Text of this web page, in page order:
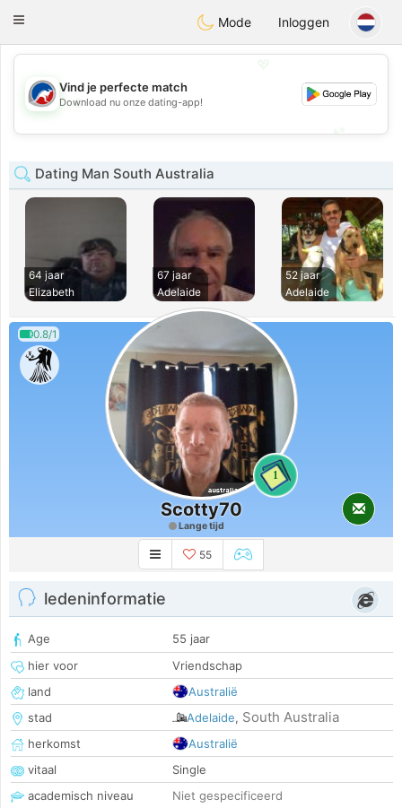
AustraliaChat
Toggle
Mode Inloggen
💖
💕
Vind je perfecte match
Download nu onze dating-app!
Dating Man South Australia
64 jaar
Elizabeth
67 jaar
Adelaide
52 jaar
Adelaide
0.8/1
1
Scotty70
Lange tijd
55
ledeninformatie
Age
55 jaar
hier voor
Vriendschap
land
Australië
stad
Adelaide, South Australia
herkomst
Australië
vitaal
Single
academisch niveau
Niet gespecificeerd